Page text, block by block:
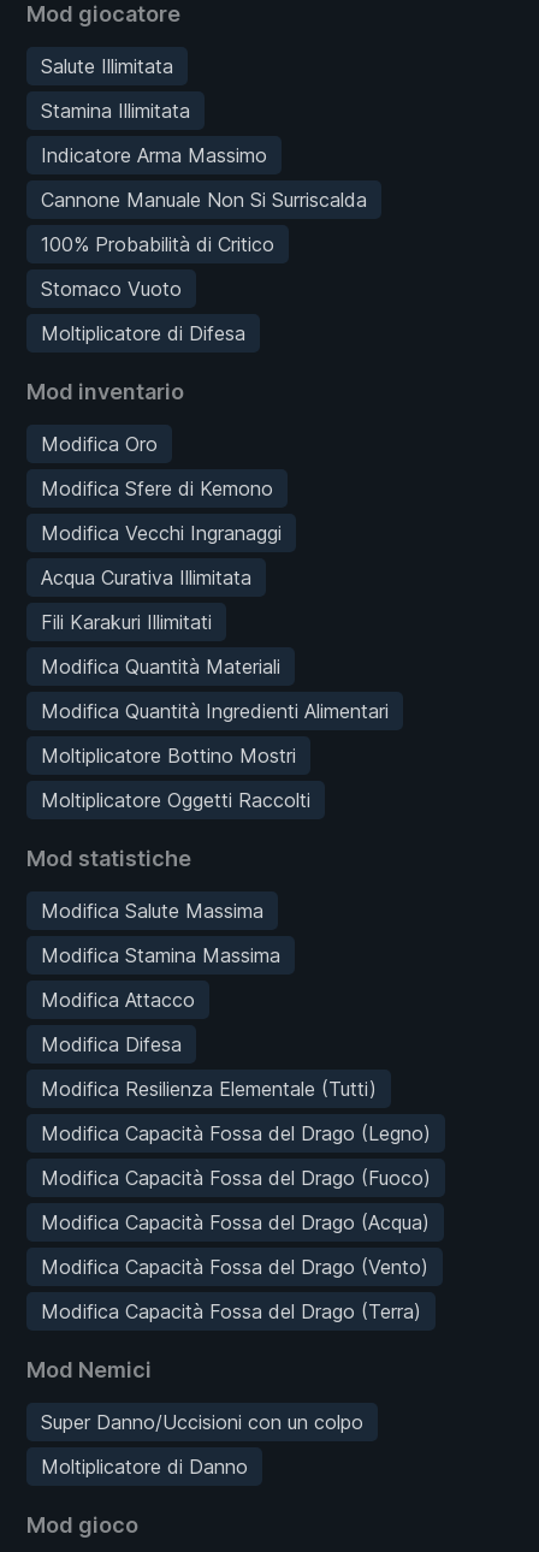
Mod giocatore
Salute Illimitata
Stamina Illimitata
Indicatore Arma Massimo
Cannone Manuale Non Si Surriscalda
100% Probabilità di Critico
Stomaco Vuoto
Moltiplicatore di Difesa
Mod inventario
Modifica Oro
Modifica Sfere di Kemono
Modifica Vecchi Ingranaggi
Acqua Curativa Illimitata
Fili Karakuri Illimitati
Modifica Quantità Materiali
Modifica Quantità Ingredienti Alimentari
Moltiplicatore Bottino Mostri
Moltiplicatore Oggetti Raccolti
Mod statistiche
Modifica Salute Massima
Modifica Stamina Massima
Modifica Attacco
Modifica Difesa
Modifica Resilienza Elementale (Tutti)
Modifica Capacità Fossa del Drago (Legno)
Modifica Capacità Fossa del Drago (Fuoco)
Modifica Capacità Fossa del Drago (Acqua)
Modifica Capacità Fossa del Drago (Vento)
Modifica Capacità Fossa del Drago (Terra)
Mod Nemici
Super Danno/Uccisioni con un colpo
Moltiplicatore di Danno
Mod gioco